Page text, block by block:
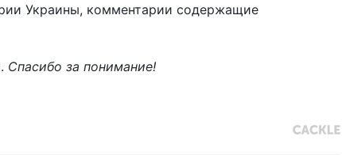
Украины, комментарии содержащие
Спасибо за понимание!